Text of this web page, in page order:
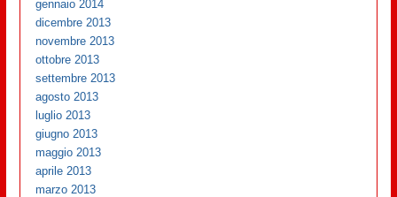
gennaio 2014
dicembre 2013
novembre 2013
ottobre 2013
settembre 2013
agosto 2013
luglio 2013
giugno 2013
maggio 2013
aprile 2013
marzo 2013